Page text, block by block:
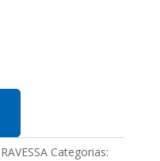
Categorias: